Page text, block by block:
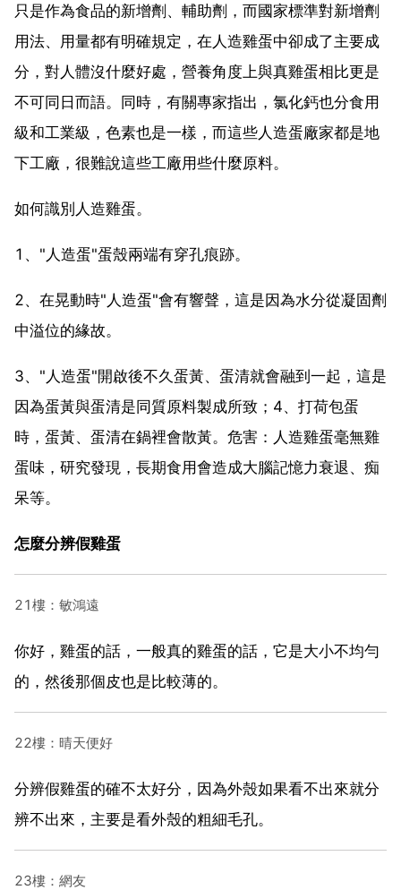
只是作為食品的新增劑、輔助劑，而國家標準對新增劑
用法、用量都有明確規定，在人造雞蛋中卻成了主要成
分，對人體沒什麼好處，營養角度上與真雞蛋相比更是
不可同日而語。同時，有關專家指出，氯化鈣也分食用
級和工業級，色素也是一樣，而這些人造蛋廠家都是地
下工廠，很難說這些工廠用些什麼原料。
如何識別人造雞蛋。
1、"人造蛋"蛋殼兩端有穿孔痕跡。
2、在晃動時"人造蛋"會有響聲，這是因為水分從凝固劑
中溢位的緣故。
3、"人造蛋"開啟後不久蛋黃、蛋清就會融到一起，這是
因為蛋黃與蛋清是同質原料製成所致；4、打荷包蛋
時，蛋黃、蛋清在鍋裡會散黃。危害：人造雞蛋毫無雞
蛋味，研究發現，長期食用會造成大腦記憶力衰退、痴
呆等。
怎麼分辨假雞蛋
21樓：敏鴻遠
你好，雞蛋的話，一般真的雞蛋的話，它是大小不均勻
的，然後那個皮也是比較薄的。
22樓：晴天便好
分辨假雞蛋的確不太好分，因為外殼如果看不出來就分
辨不出來，主要是看外殼的粗細毛孔。
23樓：網友